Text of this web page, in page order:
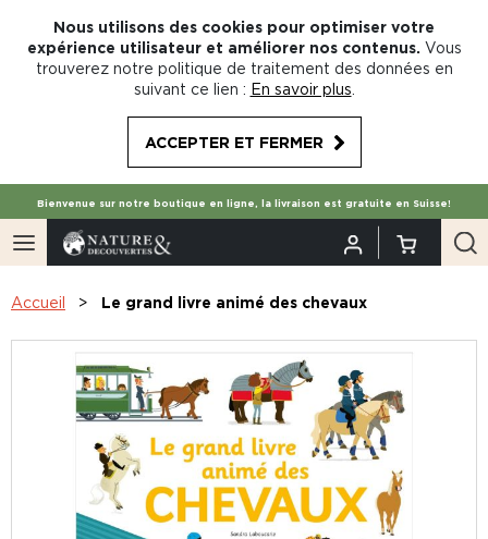
Nous utilisons des cookies pour optimiser votre
expérience utilisateur et améliorer nos contenus. Vous
trouverez notre politique de traitement des données en
suivant ce lien : En savoir plus
ACCEPTER ET FERMER
Bienvenue sur notre boutique en ligne, la livraison est gratuite en Suisse!
Accueil Le grand livre animé des chevaux